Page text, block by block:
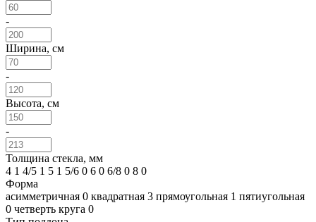
-
Ширина, см
-
Высота, см
-
Толщина стекла, мм
4 1 4/5 1 5 1 5/6 0 6 0 6/8 0 8 0
Форма
асимметричная 0 квадратная 3 прямоугольная 1 пятиугольная
0 четверть круга 0